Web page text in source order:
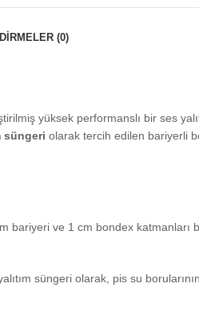
(0)
yüksek performanslı bir ses
süngeri olarak tercih edilen bariyerli
bariyeri ve 1 cm bondex katmanları
süngeri olarak, pis su